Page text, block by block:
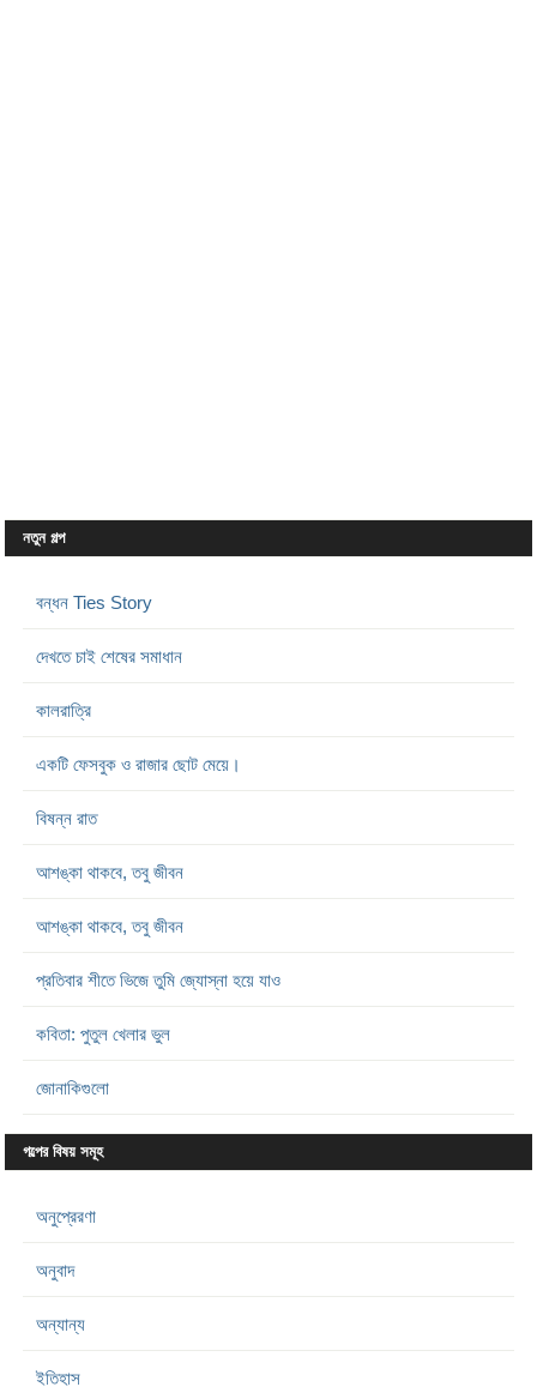
নতুন গল্প
বন্ধন Ties Story
দেখতে চাই শেষের সমাধান
কালরাত্রি
একটি ফেসবুক ও রাজার ছোট মেয়ে।
বিষন্ন রাত
আশঙ্কা থাকবে, তবু জীবন
আশঙ্কা থাকবে, তবু জীবন
প্রতিবার শীতে ভিজে তুমি জ্যোস্না হয়ে যাও
কবিতা: পুতুল খেলার ভুল
জোনাকিগুলো
গল্পের বিষয় সমূহ
অনুপ্রেরণা
অনুবাদ
অন্যান্য
ইতিহাস